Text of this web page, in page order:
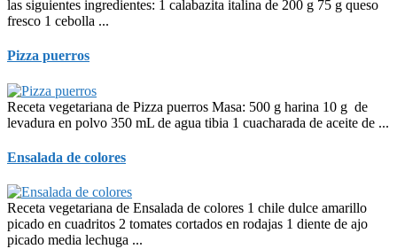
las siguientes ingredientes: 1 calabazita italina de 200 g 75 g queso
fresco 1 cebolla ...
Pizza puerros
Receta vegetariana de Pizza puerros Masa: 500 g harina 10 g de
levadura en polvo 350 mL de agua tibia 1 cuacharada de aceite de ...
Ensalada de colores
Receta vegetariana de Ensalada de colores 1 chile dulce amarillo
picado en cuadritos 2 tomates cortados en rodajas 1 diente de ajo
picado media lechuga ...